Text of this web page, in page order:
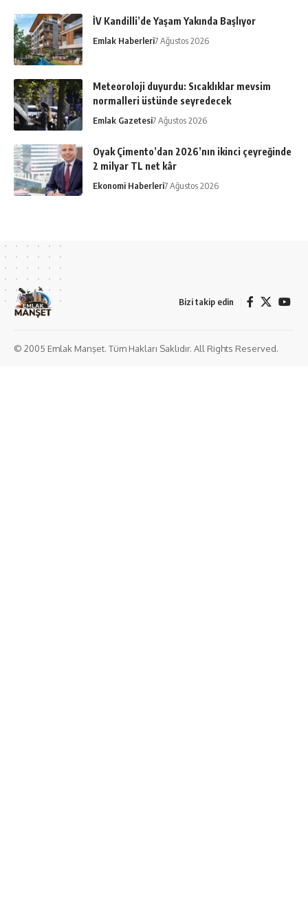
İV Kandilli’de Yaşam Yakında Başlıyor
Emlak Haberleri7 Ağustos 2026
Meteoroloji duyurdu: Sıcaklıklar mevsim
normalleri üstünde seyredecek
Emlak Gazetesi7 Ağustos 2026
Oyak Çimento’dan 2026’nın ikinci çeyreğinde
2 milyar TL net kâr
Ekonomi Haberleri7 Ağustos 2026
Bizi takip edin
© 2005 Emlak Manşet. Tüm Hakları Saklıdır. All Rights Reserved.